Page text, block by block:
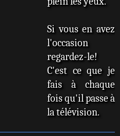
Si vous en avez
l'occasion
regardez-le!
C'est ce que je
fais à chaque
fois qu'il passe à
la télévision.